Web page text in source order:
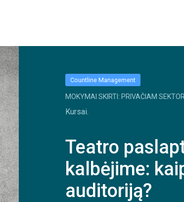
Countline Management
MOKYMAI SKIRTI: PRIVAČIAM
Kursai.
Teatro
kalbėjime:
auditoriją?